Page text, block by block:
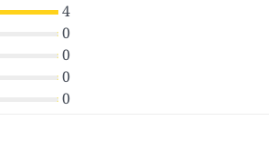
4
0
0
0
0